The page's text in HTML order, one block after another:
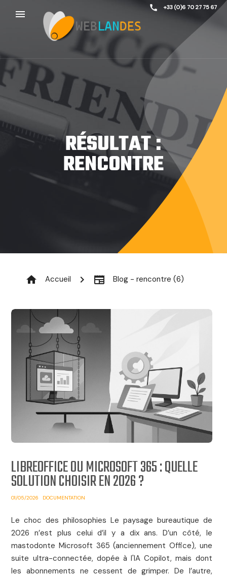
call +33 (0)6 70 27 75 67
menu
RÉSULTAT :
RENCONTRE
home Accueil chevron_right newspaper Blog - rencontre (6)
LIBREOFFICE OU MICROSOFT 365 : QUELLE
SOLUTION CHOISIR EN 2026 ?
01/05/2026 DOCUMENTATION
Le choc des philosophies Le paysage bureautique de
2026 n’est plus celui d’il y a dix ans. D’un côté, le
mastodonte Microsoft 365 (anciennement Office), une
suite ultra-connectée, dopée à l'IA Copilot, mais dont
les abonnements ne cessent de grimper. De l’autre,